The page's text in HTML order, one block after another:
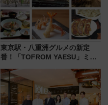
東京駅・八重洲グルメの新定
番！「TOFROM YAESU」ミシ
舗が集結した食の空間を徹底解
剖！（9/10開業）